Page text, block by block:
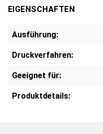
EIGENSCHAFTEN
Ausführung:
Druckverfahren:
Geeignet für:
Produktdetails: